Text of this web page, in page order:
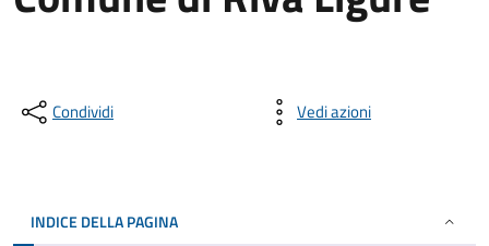
Condividi Vedi azioni
INDICE DELLA PAGINA